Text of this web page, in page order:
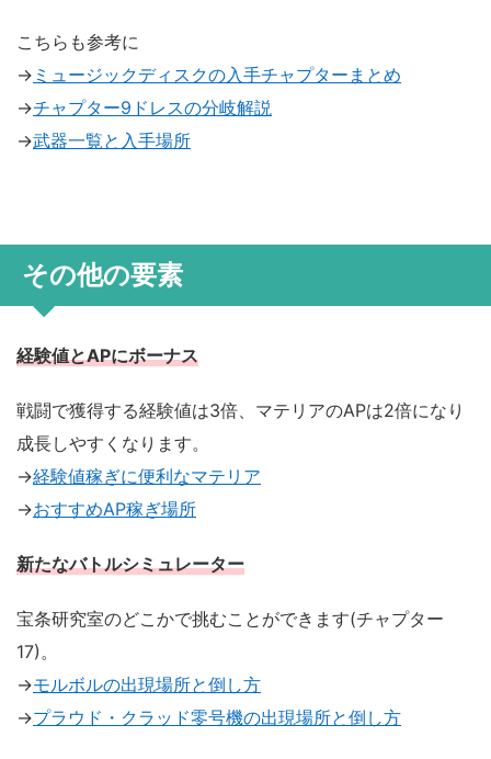
こちらも参考に
→ ミュージックディスクの入手チャプターまとめ
→チャプター9ドレスの分岐解説
→武器一覧と入手場所
その他の要素
経験値とAPにボーナス
戦闘で獲得する経験値は3倍、マテリアのAPは2倍になり
成長しやすくなります。
→経験値稼ぎに便利なマテリア
→おすすめAP稼ぎ場所
新たなバトルシミュレーター
宝条研究室のどこかで挑むことができます(チャプター
17)。
→モルボルの出現場所と倒し方
→プラウド・クラッド零号機の出現場所と倒し方